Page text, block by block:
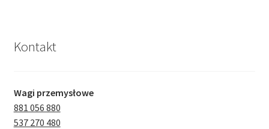
Kontakt
Wagi przemysłowe
881 056 880
537 270 480